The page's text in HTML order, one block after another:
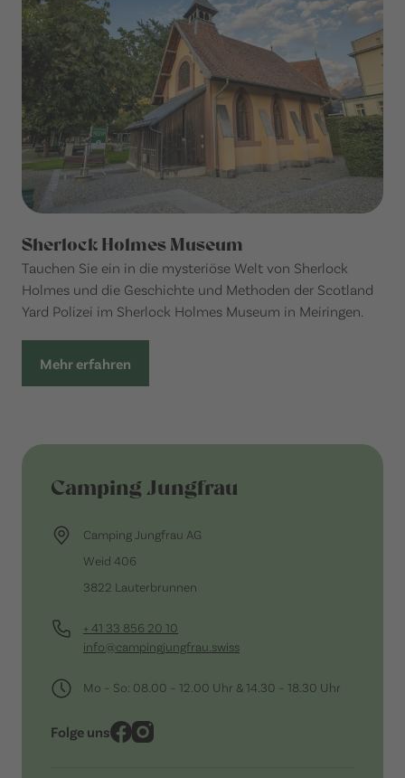
Sherlock Holmes Museum
Tauchen Sie ein in die mysteriöse Welt von Sherlock
Holmes und die Geschichte und Methoden der Scotland
Yard Polizei im Sherlock Holmes Museum in Meiringen.
Mehr erfahren
Camping Jungfrau
Camping Jungfrau AG
Weid 406
3822 Lauterbrunnen
+ 41 33 856 20 10
info@campingjungfrau.swiss
Mo – So: 08.00 – 12.00 Uhr & 14.30 – 18.30 Uhr
Folge uns